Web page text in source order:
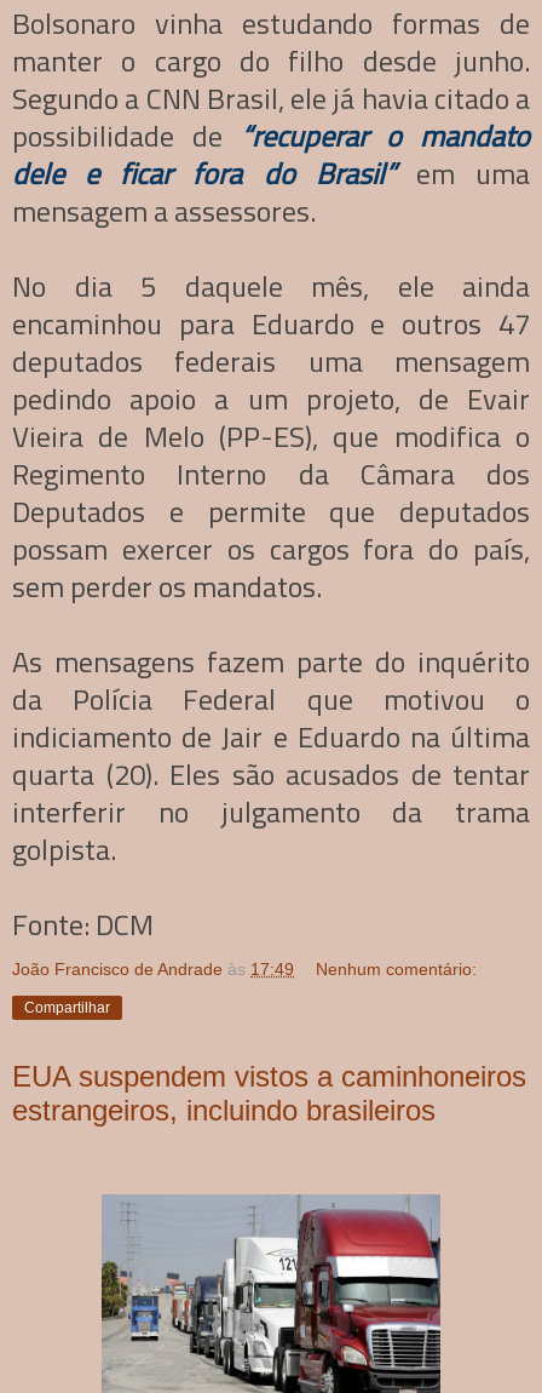
Bolsonaro vinha estudando formas de
manter o cargo do filho desde junho.
Segundo a CNN Brasil, ele já havia citado a
possibilidade de “recuperar o mandato
dele e ficar fora do Brasil”em uma
mensagem a assessores.
No dia 5 daquele mês, ele ainda
encaminhou para Eduardo e outros 47
deputados federais uma mensagem
pedindo apoio a um projeto, de Evair
Vieira de Melo (PP-ES), que modifica o
Regimento Interno da Câmara dos
Deputados e permite que deputados
possam exercer os cargos fora do país,
sem perder os mandatos.
As mensagens fazem parte do inquérito
da Polícia Federal que motivou o
indiciamento de Jair e Eduardo na última
quarta (20). Eles são acusados de tentar
interferir no julgamento da trama
golpista.
Fonte: DCM
João Francisco de Andrade às 17:49 Nenhum comentário:
Compartilhar
EUA suspendem vistos a caminhoneiros
estrangeiros, incluindo brasileiros